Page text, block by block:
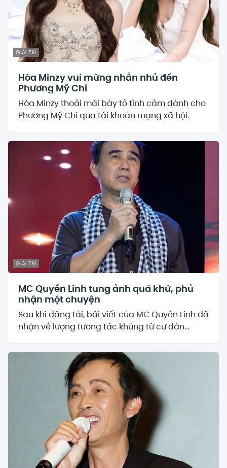
GIẢI TRÍ
Hòa Minzy vui mừng nhắn nhủ đến
Phương Mỹ Chi
Hòa Minzy thoải mái bày tỏ tình cảm dành cho
Phương Mỹ Chi qua tài khoản mạng xã hội.
GIẢI TRÍ
MC Quyền Linh tung ảnh quá khứ, phủ
nhận một chuyện
Sau khi đăng tải, bài viết của MC Quyền Linh đã
nhận về lượng tương tác khủng từ cư dân...